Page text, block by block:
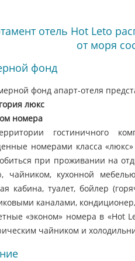
отель Hot Leto
от моря
фонд
фонд апарт-отеля
люкс
номера
гостиничного
номерами класса
при проживании на
чайником, кухонной
кабина, туалет, бойлер
каналами,
«эконом» номера в «Hot
чайником и